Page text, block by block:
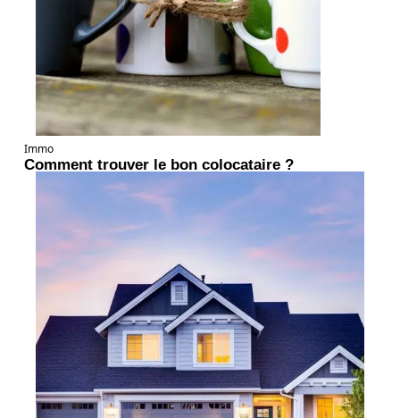
Immo
Comment trouver le bon colocataire ?